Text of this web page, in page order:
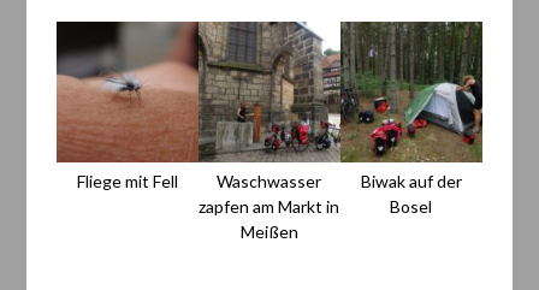
Fliege mit Fell
Waschwasser
zapfen am Markt in
Meißen
Biwak auf der
Bosel